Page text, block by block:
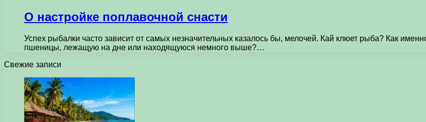
О настройке поплавочной снасти
Успех рыбалки часто зависит от самых незначительных казалось бы, мелочей. Кай клюет рыба? Как
пшеницы, лежащую на дне или находящуюся немного выше?…
Свежие записи